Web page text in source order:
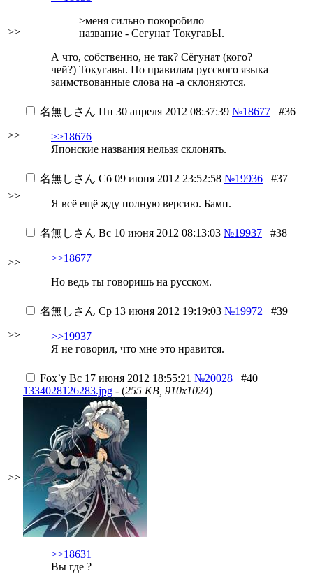
>>
>меня сильно покоробило
название - Сегунат ТокугавЫ.
А что, собственно, не так? Сёгунат (кого?
чей?) Токугавы. По правилам русского языка
заимствованные слова на -а склоняются.
>>
名無しさん Пн 30 апреля 2012 08:37:39 №18677 #36
>>18676
Японские названия нельзя склонять.
>>
名無しさん Сб 09 июня 2012 23:52:58 №19936 #37
Я всё ещё жду полную версию. Бамп.
>>
名無しさん Вс 10 июня 2012 08:13:03 №19937 #38
>>18677
Но ведь ты говоришь на русском.
>>
名無しさん Ср 13 июня 2012 19:19:03 №19972 #39
>>19937
Я не говорил, что мне это нравится.
>>
Fox`у Вс 17 июня 2012 18:55:21 №20028
#40
1334028126283.jpg - (255 KB, 910x1024)
>>18631
Вы где ?